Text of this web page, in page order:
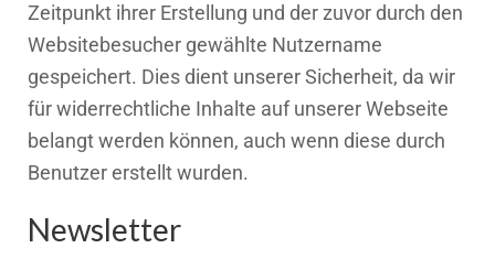
Zeitpunkt ihrer Erstellung und der zuvor durch den
Websitebesucher gewählte Nutzername
gespeichert. Dies dient unserer Sicherheit, da wir
für widerrechtliche Inhalte auf unserer Webseite
belangt werden können, auch wenn diese durch
Benutzer erstellt wurden.
Newsletter